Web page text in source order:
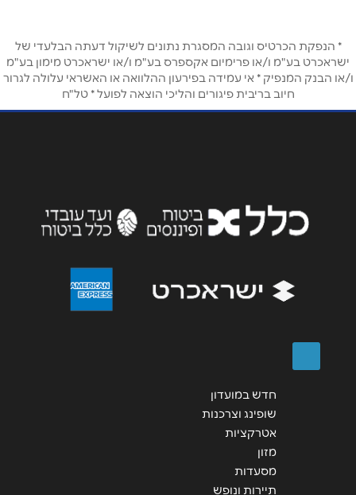
* הנפקת הכרטיס וגובה המסגרת נתונים לשיקול דעתה הבלעדי של
ישראכרט בע"מ ו/או פרימיום אקספרס בע"מ ו/או ישראכרט מימון בע"מ
ו/או הבנק המנפיק * אי עמידה בפירעון ההלוואה או האשראי עלולה לגרור
חיוב בריבית פיגורים והליכי הוצאה לפועל * טל"ח
חדש במועדון
שופינג וצרכנות
אטרקציות
מזון
מסעדות
תיירות ונופש